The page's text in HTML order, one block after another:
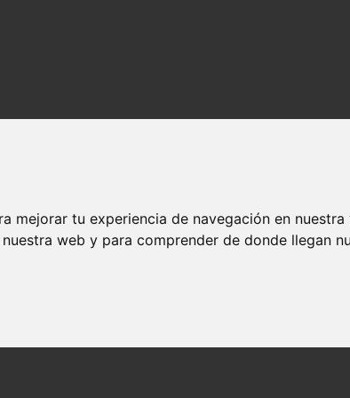
mejorar tu experiencia de navegación en
web y para comprender de donde llegan